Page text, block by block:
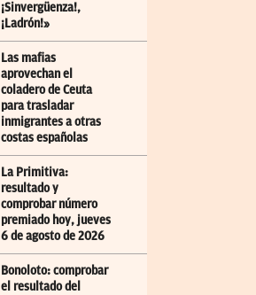
¡Sinvergüenza!,
¡Ladrón!»
Las mafias
aprovechan el
coladero de Ceuta
para trasladar
inmigrantes a otras
costas españolas
La Primitiva:
resultado y
comprobar número
premiado hoy, jueves
6 de agosto de 2026
Bonoloto: comprobar
el resultado del